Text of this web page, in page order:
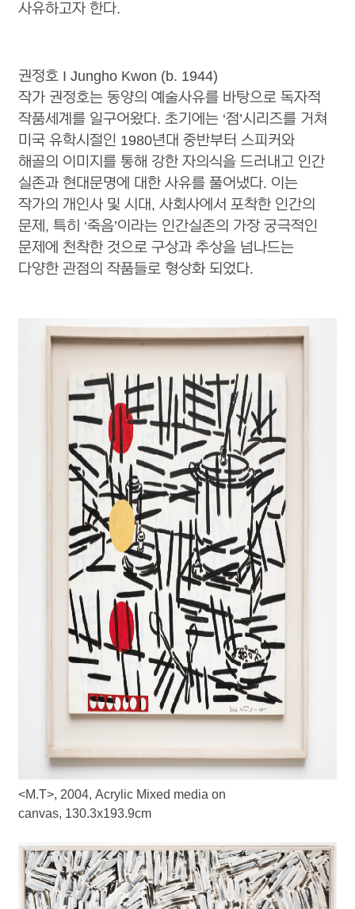
사유하고자 한다.
권정호I Jungho Kwon (b. 1944)
작가 권정호는 동양의 예술사유를 바탕으로 독자적
작품세계를 일구어왔다. 초기에는 ‘점’시리즈를 거쳐
미국 유학시절인 1980년대 중반부터 스피커와
해골의 이미지를 통해 강한 자의식을 드러내고 인간
실존과 현대문명에 대한 사유를 풀어냈다. 이는
작가의 개인사 및 시대, 사회사에서 포착한 인간의
문제, 특히 ‘죽음’이라는 인간실존의 가장 궁극적인
문제에 천착한 것으로 구상과 추상을 넘나드는
다양한 관점의 작품들로 형상화 되었다.
<M.T>, 2004, Acrylic Mixed media on
canvas, 130.3x193.9cm